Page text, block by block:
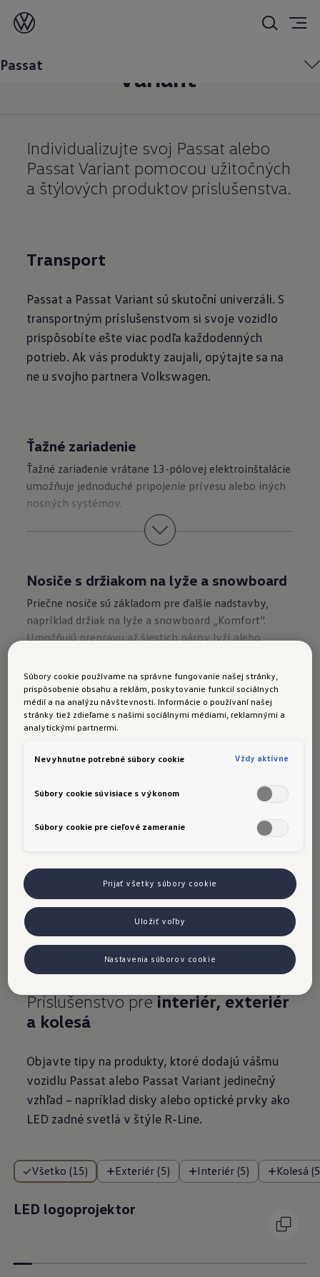
Passat
Variant
Individualizujte svoj Passat alebo
Passat Variant pomocou užitočných
a štýlových produktov príslušenstva.
Transport
Passat a Passat Variant sú skutoční univerzáli. S
transportným príslušenstvom si svoje vozidlo
prispôsobíte ešte viac podľa každodenných
potrieb. Ak vás produkty zaujali, opýtajte sa na
ne u svojho partnera Volkswagen.
Ťažné zariadenie
Ťažné zariadenie vrátane 13-pólovej elektroinštalácie
umožňuje jednoduché pripojenie prívesu alebo iných
nosných systémov.
Nosiče s držiakom na lyže a snowboard
Priečne nosiče sú základom pre ďalšie nadstavby,
napríklad držiak na lyže a snowboard „Komfort“.
Umožňujú prepravu až šiestich párov lyží alebo
Nosič bicyklov „Premium“
umožňuje prepravu až dvoch bicyklov alebo e-bikov.
inovatívnym upevnením. Nakladanie ťažkých
Strešný box „Comfort 460“ má objem až 460 l a
systém „DuoLift“ umožňujúci otváranie z oboch
strán. Dĺžka 2,30 m je ideálna na prepravu zimnej
Príslušenstvo preinteriér, exteriér
a kolesá
Objavte tipy na produkty, ktoré dodajú vášmu
vozidlu Passat alebo Passat Variant jedinečný
vzhľad – napríklad disky alebo optické prvky ako
LED zadné svetlá v štýle R-Line.
Všetko (15) Exteriér (5) Interiér (5) Kolesá
LED logoprojektor
Súbory cookie používame na správne fungovanie našej stránky,
prispôsobenie obsahu a reklám, poskytovanie funkcií sociálnych
médií a na analýzu návštevnosti. Informácie o používaní našej
stránky tiež zdieľame s našimi sociálnymi médiami, reklamnými a
analytickými partnermi.
Nevyhnutne potrebné súbory cookie Vždy aktívne
Súbory cookie súvisiace s výkonom
Súbory cookie pre cieľové zameranie
Prijať všetky súbory cookie
Uložiť voľby
Nastavenia súborov cookie